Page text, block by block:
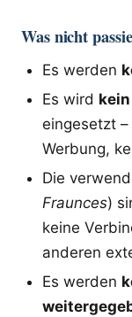
Was nicht
Es werden
Es wird
eingesetzt
Werbung,
Die
Fraunces)
keine
anderen
Es werden